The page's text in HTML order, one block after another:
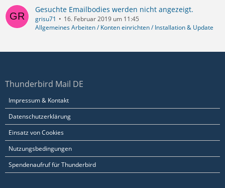
Gesuchte Emailbodies werden nicht angezeigt.
grisu71
16. Februar 2019 um 11:45
Allgemeines Arbeiten / Konten einrichten / Installation & Update
Thunderbird Mail DE
Impressum & Kontakt
Datenschutzerklärung
Einsatz von Cookies
Nutzungsbedingungen
Spendenaufruf für Thunderbird